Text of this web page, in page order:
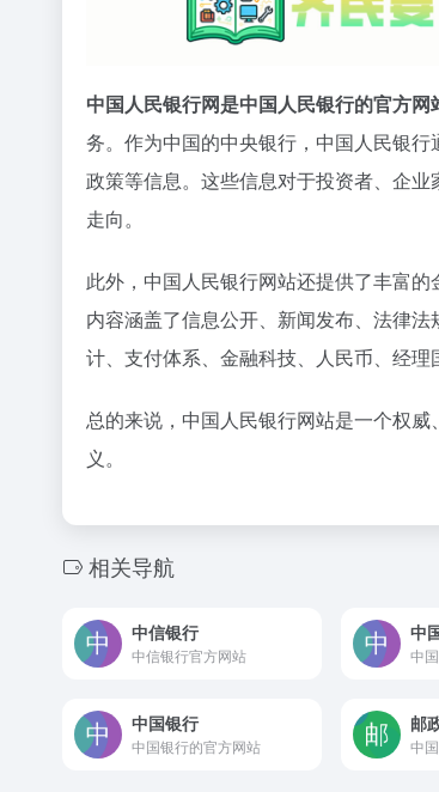
中国人民银行网是中国人民银行的官方网
务。作为中国的中央银行，中国人民银
政策等信息。这些信息对于投资者、企
走向。
此外，中国人民银行网站还提供了丰富
内容涵盖了信息公开、新闻发布、法律
计、支付体系、金融科技、人民币、经理
总的来说，中国人民银行网站是一个权
义。
相关导航
中信银行
中信银行官方网站
中
中
中国银行
中国银行的官方网站
邮
中